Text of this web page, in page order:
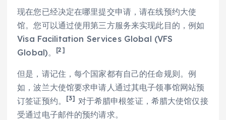
现在您已经决定在哪里提交申请，请在线预约大使
馆。您可以通过使用第三方服务来实现此目的，例如
Visa Facilitation Services Global (VFS
Global)。
[2]
但是，请记住，每个国家都有自己的任命规则。例
如，波兰大使馆要求申请人通过其电子领事馆网站预
订签证预约。
[3] 对于希腊申根签证，希腊大使馆仅接
受通过电子邮件的预约请求。